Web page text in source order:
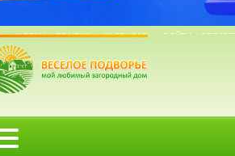
ФОРУМ ПОМОЩЬ КАЛЕНДАРЬ ВОЙТИ
Внимание!
Вы не можете просматривать профили
Пожалуйста, войдите или